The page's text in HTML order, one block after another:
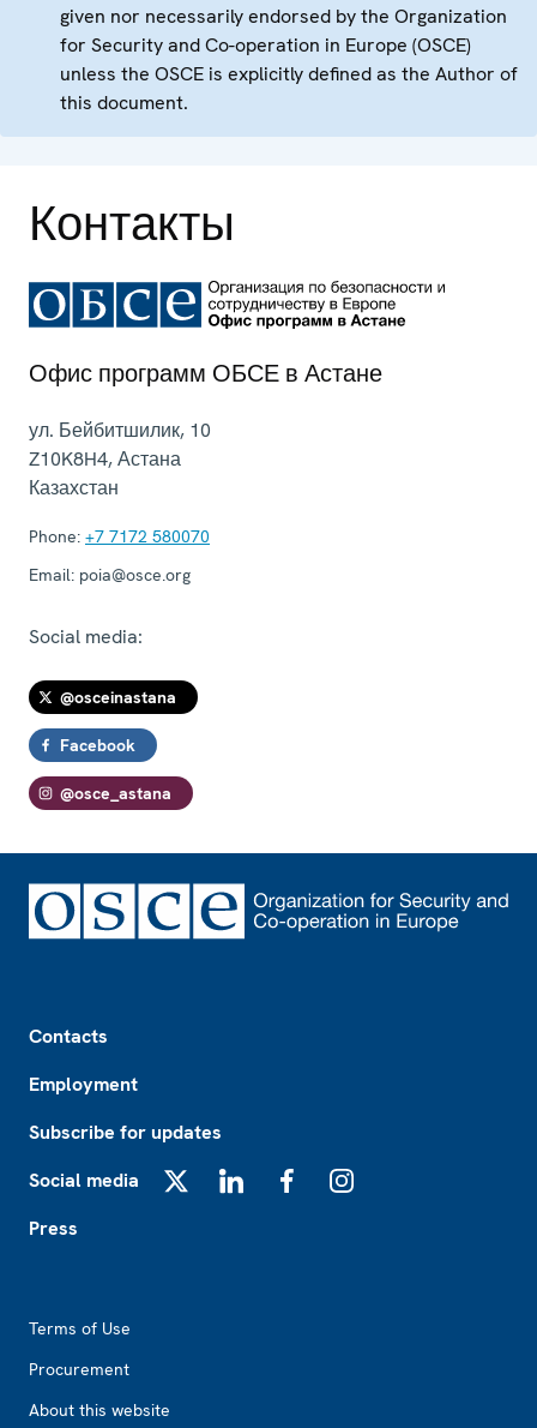
given nor necessarily endorsed by the Organization
for Security and Co-operation in Europe (OSCE)
unless the OSCE is explicitly defined as the Author of
this document.
Контакты
Офис программ ОБСЕ в Астане
ул. Бейбитшилик, 10
Z10K8H4,Астана
Казахстан
Phone: +7 7172 580070
Email: poia@osce.org
Social media:
@osceinastana
Facebook
@osce_astana
Contacts
Employment
Subscribe for updates
Social media
Press
Terms of Use
Procurement
About this website